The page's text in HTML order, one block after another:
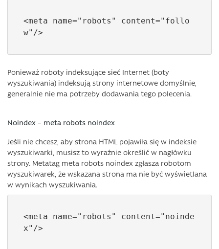
<meta name="robots" content="follo
w"/>
Ponieważ roboty indeksujące sieć Internet (boty
wyszukiwania) indeksują strony internetowe domyślnie,
generalnie nie ma potrzeby dodawania tego polecenia.
Noindex – meta robots noindex
Jeśli nie chcesz, aby strona HTML pojawiła się w indeksie
wyszukiwarki, musisz to wyraźnie określić w nagłówku
strony. Metatag meta robots noindex zgłasza robotom
wyszukiwarek, że wskazana strona ma nie być wyświetlana
w wynikach wyszukiwania.
<meta name="robots" content="noinde
x"/>